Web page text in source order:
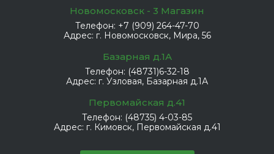
Новомосковск - 3 Магазин
Телефон: +7 (909) 264-47-70
Адрес: г. Новомосковск, Мира, 56
Базарная д.1А
Телефон: (48731)6-32-18
Адрес: г. Узловая, Базарная д.1А
Первомайская д.41
Телефон: (48735) 4-03-85
Адрес: г. Кимовск, Первомайская д.41